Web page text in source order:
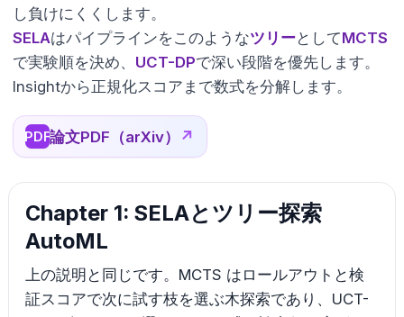
し負けにくくします。
SELAはパイプラインをこのようなツリーとしてMCTS
で実験順を決め、 UCT-DPで深い段階を優先します。
Insightから正規化スコアまで数式を分解します。
PDF論文PDF（arXiv） ↗
Chapter 1: SELAとツリー探索
AutoML
上の説明と同じです。MCTS はロールアウトと検
証スコアで次に試す枝を選ぶ木探索であり、UCT-